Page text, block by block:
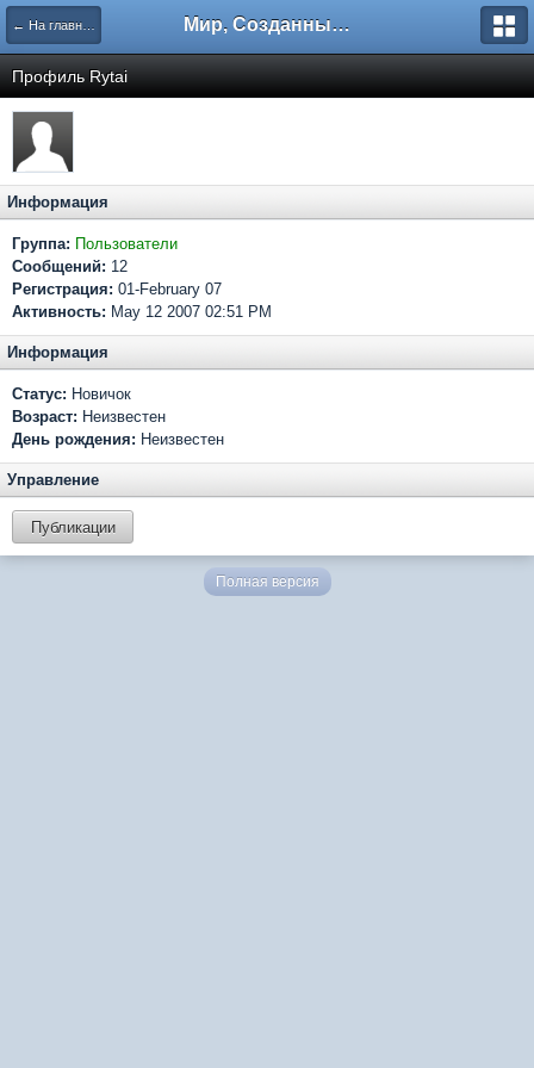
← На главную Мир, Созданный Мастером.
Профиль Rytai
Информация
Группа: Пользователи
Сообщений: 12
Регистрация: 01-February 07
Активность: May 12 2007 02:51 PM
Информация
Статус: Новичок
Возраст: Неизвестен
День рождения: Неизвестен
Управление
Публикации
Полная версия